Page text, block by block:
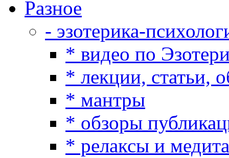
Разное
- эзотерика-
* видео по
* лекции, статьи,
* мантры
* обзоры
* релаксы и